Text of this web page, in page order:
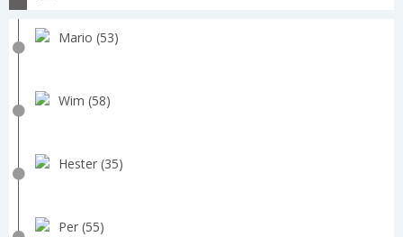
Mario (53)
Wim (58)
Hester (35)
Per (55)